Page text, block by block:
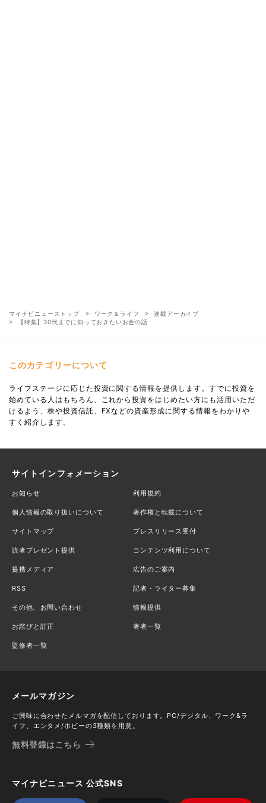
マイナビニューストップ ワーク＆ライフ
連載アーカイブ
【特集】30代までに知っておきたいお金の話
このカテゴリーについて
ライフステージに応じた投資に関する情報を提供します。すでに投資を
始めている人はもちろん、これから投資をはじめたい方にも活用いただ
けるよう、株や投資信託、FXなどの資産形成に関する情報をわかりや
すく紹介します。
サイトインフォメーション
お知らせ 利用規約
個人情報の取り扱いについて 著作権と転載について
サイトマップ プレスリリース受付
読者プレゼント提供 コンテンツ利用について
提携メディア 広告のご案内
RSS 記者・ライター募集
その他、お問い合わせ 情報提供
お詫びと訂正 著者一覧
監修者一覧
メールマガジン
ご興味に合わせたメルマガを配信しております。PC/デジタル、ワーク&ラ
イフ、エンタメ/ホビーの3種類を用意。
無料登録はこちら
マイナビニュース 公式SNS